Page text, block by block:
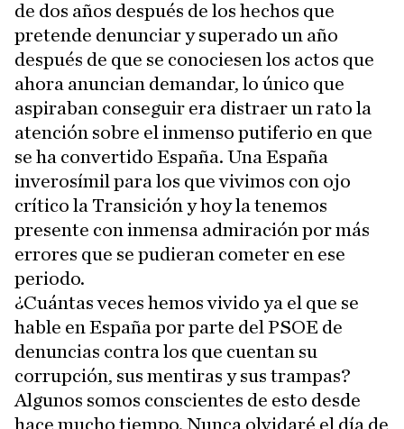
de dos años después de los hechos que
pretende denunciar y superado un año
después de que se conociesen los actos que
ahora anuncian demandar, lo único que
aspiraban conseguir era distraer un rato la
atención sobre el inmenso putiferio en que
se ha convertido España. Una España
inverosímil para los que vivimos con ojo
crítico la Transición y hoy la tenemos
presente con inmensa admiración por más
errores que se pudieran cometer en ese
periodo.
¿Cuántas veces hemos vivido ya el que se
hable en España por parte del PSOE de
denuncias contra los que cuentan su
corrupción, sus mentiras y sus trampas?
Algunos somos conscientes de esto desde
hace mucho tiempo. Nunca olvidaré el día de